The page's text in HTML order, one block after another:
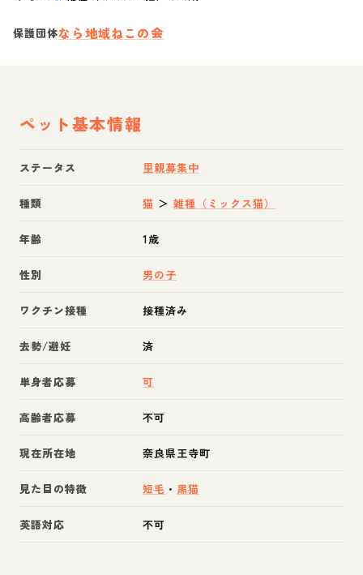
保護団体なら地域ねこの会
ペット基本情報
ステータス 里親募集中
種類 猫 ＞雑種（ミックス猫）
年齢 1歳
性別 男の子
ワクチン接種 接種済み
去勢/避妊 済
単身者応募 可
高齢者応募 不可
現在所在地 奈良県王寺町
見た目の特徴 短毛 ・ 黒猫
英語対応 不可